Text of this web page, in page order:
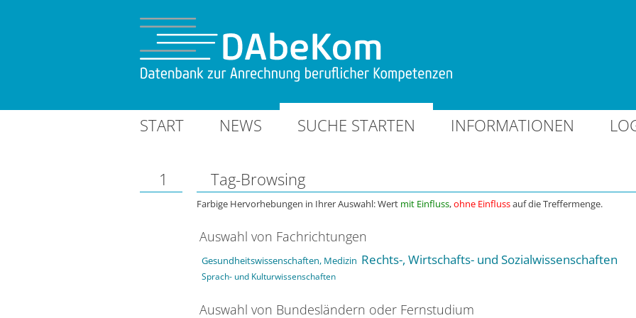
START NEWS SUCHE STARTEN INFORMATIONEN
1 Tag-Browsing
Farbige Hervorhebungen in Ihrer Auswahl: Wert mit Einfluss,ohne Einflussauf die Treffermenge.
Auswahl von Fachrichtungen
Gesundheitswissenschaften, Medizin Rechts-, Wirtschafts- und Sozialwissenschaften
Sprach- und Kulturwissenschaften
Auswahl von Bundesländern oder Fernstudium